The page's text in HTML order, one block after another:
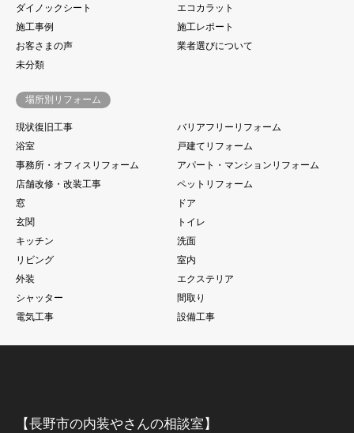
ダイノックシート
エコカラット
施工事例
施工レポート
お客さまの声
業者選びについて
未分類
場所別リフォーム
現状復旧工事
バリアフリーリフォーム
浴室
戸建てリフォーム
事務所・オフィスリフォーム
アパート・マンションリフォーム
店舗改修・改装工事
ペットリフォーム
窓
ドア
玄関
トイレ
キッチン
洗面
リビング
室内
外装
エクステリア
シャッター
間取り
電気工事
設備工事
【長野市の内装やさんの相談室】